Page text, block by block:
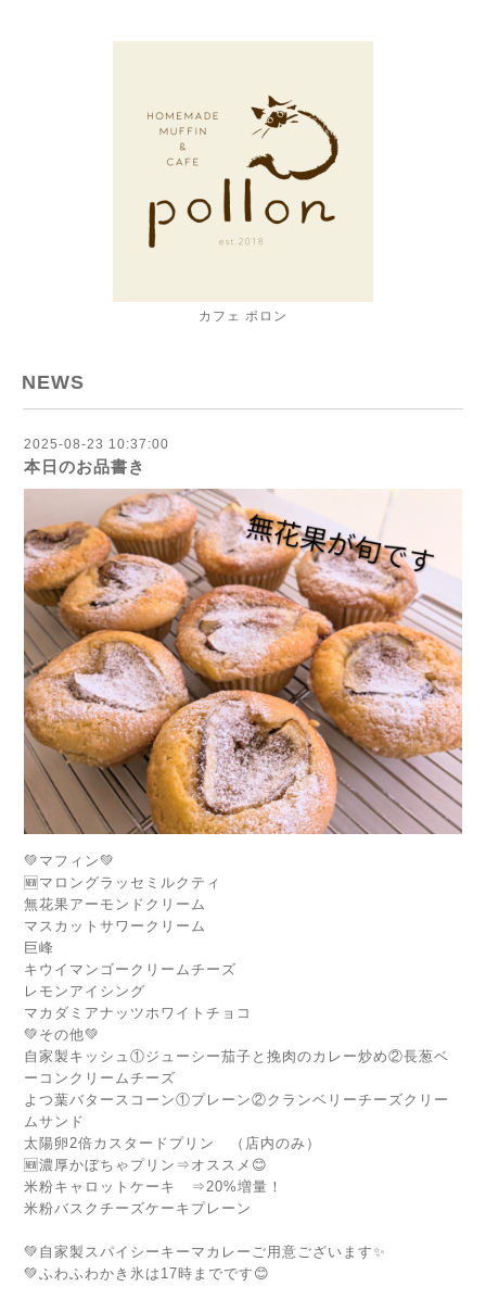
カフェ ポロン
NEWS
2025-08-23 10:37:00
本日のお品書き
💚マフィン💚
🆕マロングラッセミルクティ
無花果アーモンドクリーム
マスカットサワークリーム
巨峰
キウイマンゴークリームチーズ
レモンアイシング
マカダミアナッツホワイトチョコ
💚その他💚
自家製キッシュ①ジューシー茄子と挽肉のカレー炒め②長葱ベ
ーコンクリームチーズ
よつ葉バタースコーン①プレーン②クランベリーチーズクリー
ムサンド
太陽卵2倍カスタードプリン （店内のみ）
🆕濃厚かぼちゃプリン⇒オススメ😊
米粉キャロットケーキ ⇒20%増量！
米粉バスクチーズケーキプレーン
💚自家製スパイシーキーマカレーご用意ございます✨
💚ふわふわかき氷は17時までです😊